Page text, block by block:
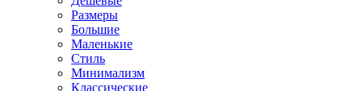
Размеры
Большие
Маленькие
Стиль
Минимализм
Классические